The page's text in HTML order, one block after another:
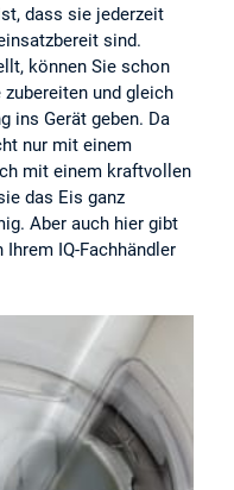
dass sie jederzeit
sind.
können Sie schon
und gleich
ins Gerät geben. Da
nur mit einem
mit einem kraftvollen
das Eis ganz
Aber auch hier gibt
IQ-Fachhändler